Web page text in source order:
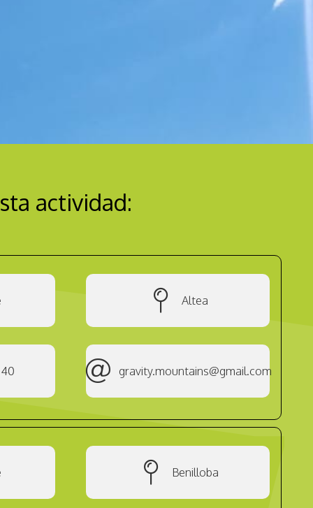
actividad:
Altea
gravity.mountains@gmail.com
Benilloba